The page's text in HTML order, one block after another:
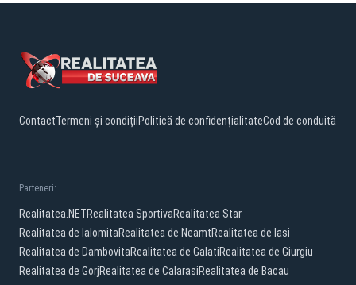
ContactTermeni și condițiiPolitică de confidențialitateCod de conduită
Parteneri:
Realitatea.NETRealitatea SportivaRealitatea Star
Realitatea de IalomitaRealitatea de NeamtRealitatea de Iasi
Realitatea de DambovitaRealitatea de GalatiRealitatea de Giurgiu
Realitatea de GorjRealitatea de CalarasiRealitatea de Bacau